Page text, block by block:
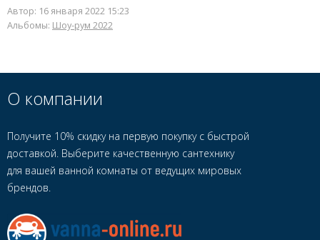
Автор: 16 января 2022 15:23
Альбомы: Шоу-рум 2022
О компании
Получите 10% скидку на первую покупку с быстрой
доставкой. Выберите качественную сантехнику
для вашей ванной комнаты от ведущих мировых
брендов.